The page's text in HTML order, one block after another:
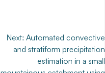
Next: Automated convective
and stratiform precipitation
estimation in a small